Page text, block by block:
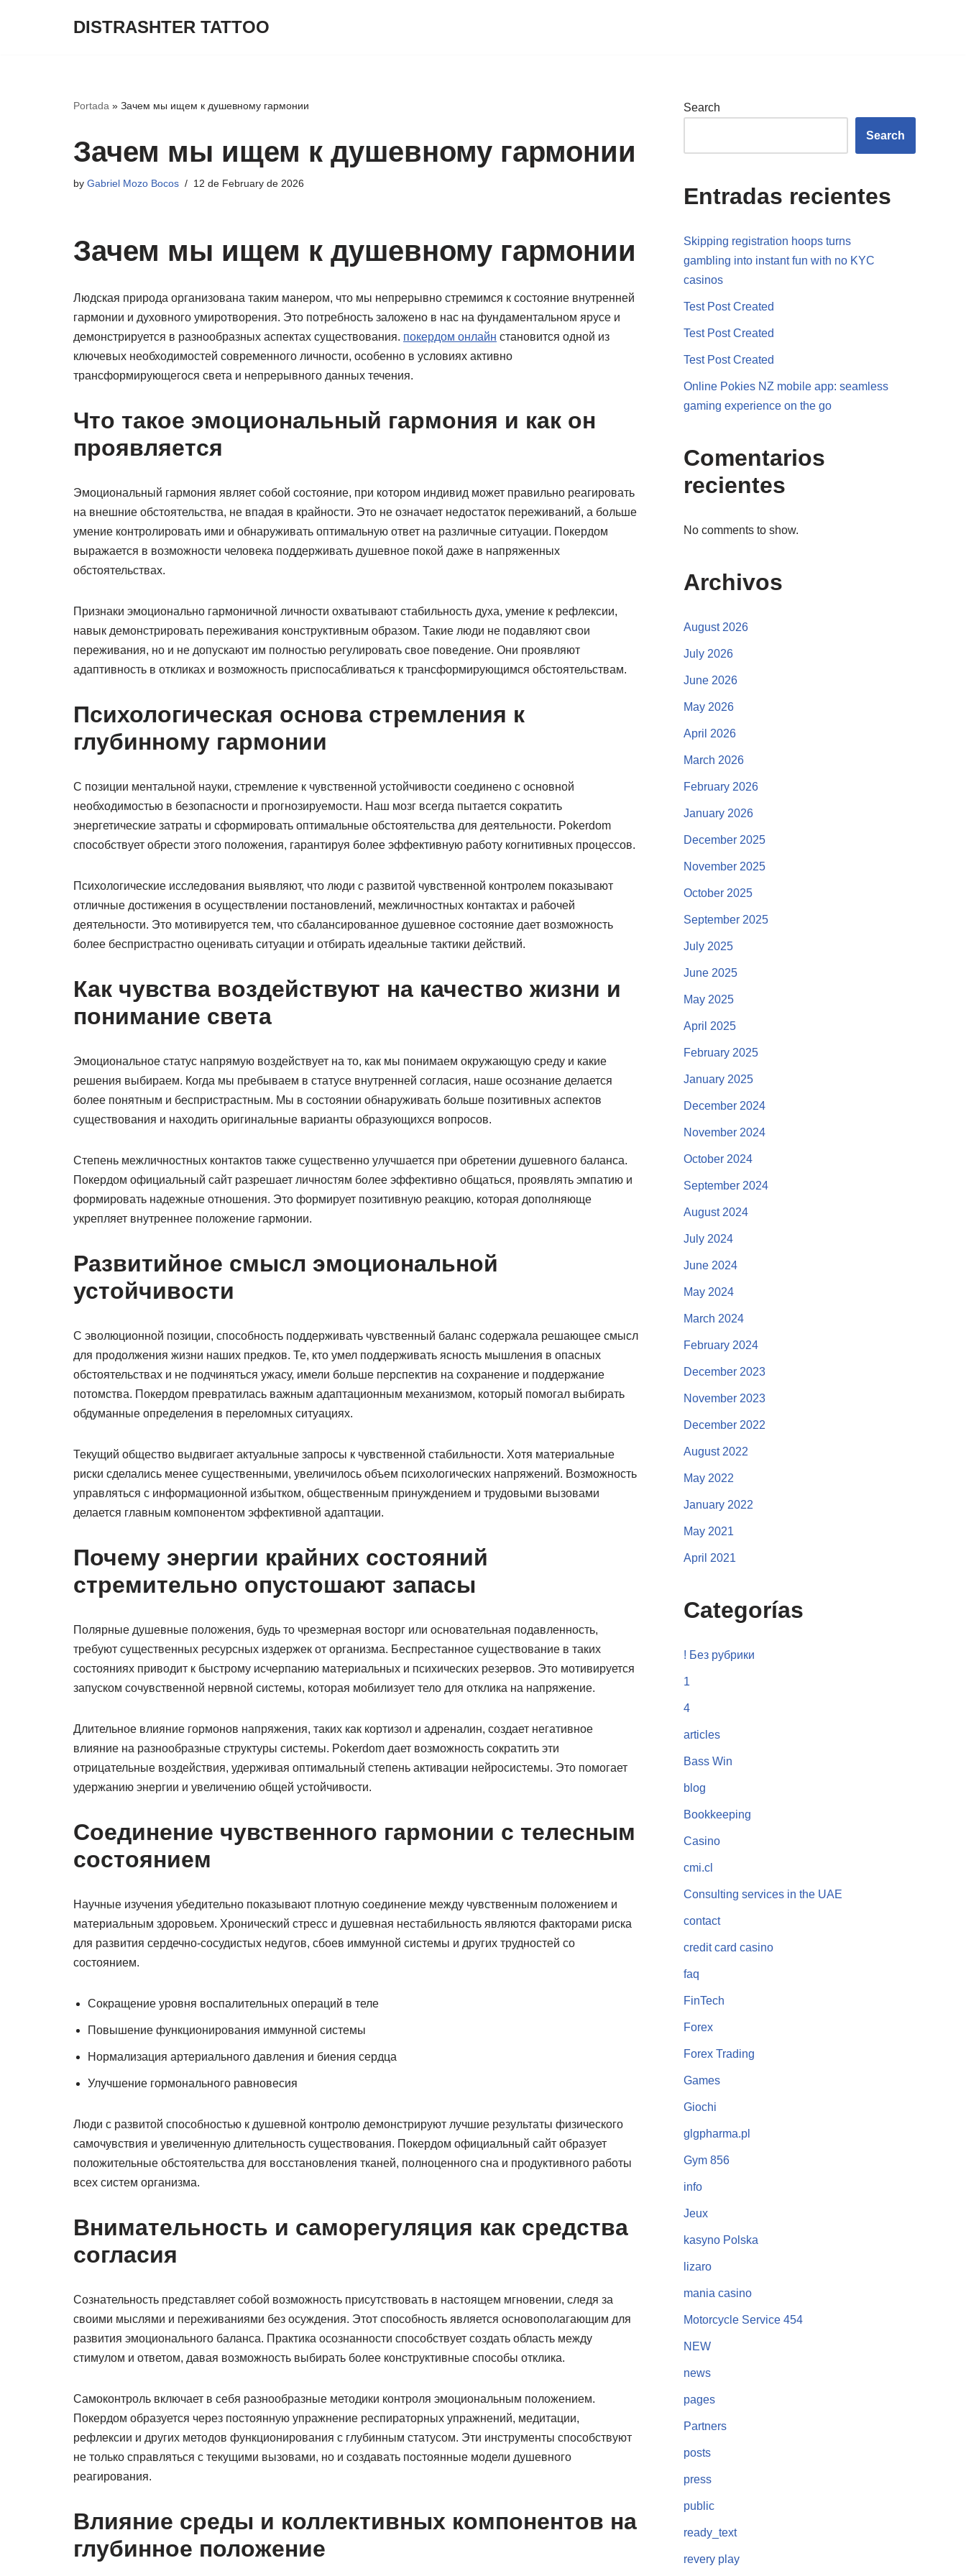
DISTRASHTER TATTOO
Portada » Зачем мы ищем к душевному гармонии
Зачем мы ищем к душевному гармонии
by Gabriel Mozo Bocos 12 de February de 2026
Зачем мы ищем к душевному гармонии
Людская природа организована таким манером, что мы непрерывно стремимся к состояние внутренней
гармонии и духовного умиротворения. Это потребность заложено в нас на фундаментальном ярусе и
демонстрируется в разнообразных аспектах существования. покердом онлайн становится одной из
ключевых необходимостей современного личности, особенно в условиях активно
трансформирующегося света и непрерывного данных течения.
Что такое эмоциональный гармония и как он
проявляется
Эмоциональный гармония являет собой состояние, при котором индивид может правильно реагировать
на внешние обстоятельства, не впадая в крайности. Это не означает недостаток переживаний, а больше
умение контролировать ими и обнаруживать оптимальную ответ на различные ситуации. Покердом
выражается в возможности человека поддерживать душевное покой даже в напряженных
обстоятельствах.
Признаки эмоционально гармоничной личности охватывают стабильность духа, умение к рефлексии,
навык демонстрировать переживания конструктивным образом. Такие люди не подавляют свои
переживания, но и не допускают им полностью регулировать свое поведение. Они проявляют
адаптивность в откликах и возможность приспосабливаться к трансформирующимся обстоятельствам.
Психологическая основа стремления к
глубинному гармонии
С позиции ментальной науки, стремление к чувственной устойчивости соединено с основной
необходимостью в безопасности и прогнозируемости. Наш мозг всегда пытается сократить
энергетические затраты и сформировать оптимальные обстоятельства для деятельности. Pokerdom
способствует обрести этого положения, гарантируя более эффективную работу когнитивных процессов.
Психологические исследования выявляют, что люди с развитой чувственной контролем показывают
отличные достижения в осуществлении постановлений, межличностных контактах и рабочей
деятельности. Это мотивируется тем, что сбалансированное душевное состояние дает возможность
более беспристрастно оценивать ситуации и отбирать идеальные тактики действий.
Как чувства воздействуют на качество жизни и
понимание света
Эмоциональное статус напрямую воздействует на то, как мы понимаем окружающую среду и какие
решения выбираем. Когда мы пребываем в статусе внутренней согласия, наше осознание делается
более понятным и беспристрастным. Мы в состоянии обнаруживать больше позитивных аспектов
существования и находить оригинальные варианты образующихся вопросов.
Степень межличностных контактов также существенно улучшается при обретении душевного баланса.
Покердом официальный сайт разрешает личностям более эффективно общаться, проявлять эмпатию и
формировать надежные отношения. Это формирует позитивную реакцию, которая дополняюще
укрепляет внутреннее положение гармонии.
Развитийное смысл эмоциональной
устойчивости
С эволюционной позиции, способность поддерживать чувственный баланс содержала решающее смысл
для продолжения жизни наших предков. Те, кто умел поддерживать ясность мышления в опасных
обстоятельствах и не подчиняться ужасу, имели больше перспектив на сохранение и поддержание
потомства. Покердом превратилась важным адаптационным механизмом, который помогал выбирать
обдуманные определения в переломных ситуациях.
Текущий общество выдвигает актуальные запросы к чувственной стабильности. Хотя материальные
риски сделались менее существенными, увеличилось объем психологических напряжений. Возможность
управляться с информационной избытком, общественным принуждением и трудовыми вызовами
делается главным компонентом эффективной адаптации.
Почему энергии крайних состояний
стремительно опустошают запасы
Полярные душевные положения, будь то чрезмерная восторг или основательная подавленность,
требуют существенных ресурсных издержек от организма. Беспрестанное существование в таких
состояниях приводит к быстрому исчерпанию материальных и психических резервов. Это мотивируется
запуском сочувственной нервной системы, которая мобилизует тело для отклика на напряжение.
Длительное влияние гормонов напряжения, таких как кортизол и адреналин, создает негативное
влияние на разнообразные структуры системы. Pokerdom дает возможность сократить эти
отрицательные воздействия, удерживая оптимальный степень активации нейросистемы. Это помогает
удержанию энергии и увеличению общей устойчивости.
Соединение чувственного гармонии с телесным
состоянием
Научные изучения убедительно показывают плотную соединение между чувственным положением и
материальным здоровьем. Хронический стресс и душевная нестабильность являются факторами риска
для развития сердечно-сосудистых недугов, сбоев иммунной системы и других трудностей со
состоянием.
Сокращение уровня воспалительных операций в теле
Повышение функционирования иммунной системы
Нормализация артериального давления и биения сердца
Улучшение гормонального равновесия
Люди с развитой способностью к душевной контролю демонстрируют лучшие результаты физического
самочувствия и увеличенную длительность существования. Покердом официальный сайт образует
положительные обстоятельства для восстановления тканей, полноценного сна и продуктивного работы
всех систем организма.
Внимательность и саморегуляция как средства
согласия
Сознательность представляет собой возможность присутствовать в настоящем мгновении, следя за
своими мыслями и переживаниями без осуждения. Этот способность является основополагающим для
развития эмоционального баланса. Практика осознанности способствует создать область между
стимулом и ответом, давая возможность выбирать более конструктивные способы отклика.
Самоконтроль включает в себя разнообразные методики контроля эмоциональным положением.
Покердом образуется через постоянную упражнение респираторных упражнений, медитации,
рефлексии и других методов функционирования с глубинным статусом. Эти инструменты способствуют
не только справляться с текущими вызовами, но и создавать постоянные модели душевного
реагирования.
Влияние среды и коллективных компонентов на
глубинное положение
Search
Search
Entradas recientes
Skipping registration hoops turns
gambling into instant fun with no KYC
casinos
Test Post Created
Test Post Created
Test Post Created
Online Pokies NZ mobile app: seamless
gaming experience on the go
Comentarios
recientes
No comments to show.
Archivos
August 2026
July 2026
June 2026
May 2026
April 2026
March 2026
February 2026
January 2026
December 2025
November 2025
October 2025
September 2025
July 2025
June 2025
May 2025
April 2025
February 2025
January 2025
December 2024
November 2024
October 2024
September 2024
August 2024
July 2024
June 2024
May 2024
March 2024
February 2024
December 2023
November 2023
December 2022
August 2022
May 2022
January 2022
May 2021
April 2021
Categorías
! Без рубрики
1
4
articles
Bass Win
blog
Bookkeeping
Casino
cmi.cl
Consulting services in the UAE
contact
credit card casino
faq
FinTech
Forex
Forex Trading
Games
Giochi
glgpharma.pl
Gym 856
info
Jeux
kasyno Polska
lizaro
mania casino
Motorcycle Service 454
NEW
news
pages
Partners
posts
press
public
ready_text
revery play